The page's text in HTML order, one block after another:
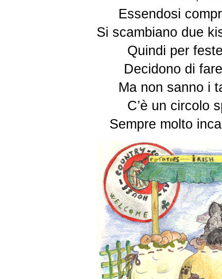
Essendosi
Si scambiano due
Quindi per
Decidono di
Ma non sanno i
C’è un circolo
Sempre molto